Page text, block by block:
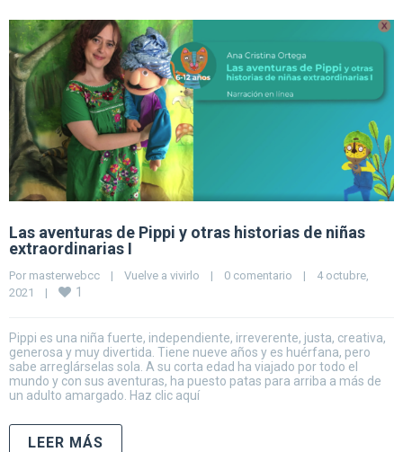
Las aventuras de Pippi y otras historias de niñas
extraordinarias I
Por masterwebcc | Vuelve a vivirlo | 0 comentario |
4 octubre,
2021 | 1
Pippi es una niña fuerte, independiente, irreverente, justa, creativa,
generosa y muy divertida. Tiene nueve años y es huérfana, pero
sabe arreglárselas sola. A su corta edad ha viajado por todo el
mundo y con sus aventuras, ha puesto patas para arriba a más de
un adulto amargado. Haz clic aquí
LEER MÁS